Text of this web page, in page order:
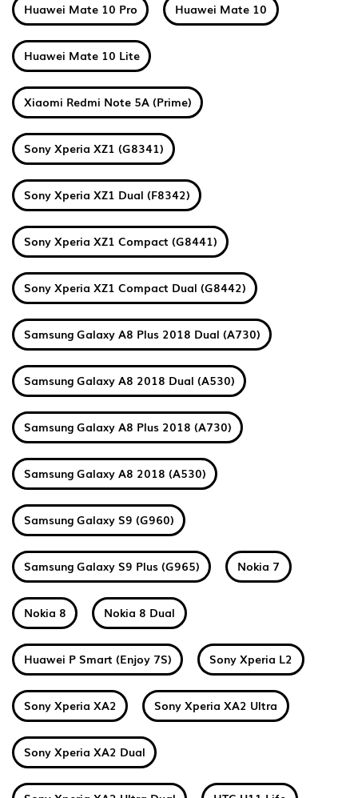
Huawei Mate 10 Pro Huawei Mate 10
Huawei Mate 10 Lite
Xiaomi Redmi Note 5A (Prime)
Sony Xperia XZ1 (G8341)
Sony Xperia XZ1 Dual (F8342)
Sony Xperia XZ1 Compact (G8441)
Sony Xperia XZ1 Compact Dual (G8442)
Samsung Galaxy A8 Plus 2018 Dual (A730)
Samsung Galaxy A8 2018 Dual (A530)
Samsung Galaxy A8 Plus 2018 (A730)
Samsung Galaxy A8 2018 (A530)
Samsung Galaxy S9 (G960)
Samsung Galaxy S9 Plus (G965) Nokia 7
Nokia 8 Nokia 8 Dual
Huawei P Smart (Enjoy 7S) Sony Xperia L2
Sony Xperia XA2 Sony Xperia XA2 Ultra
Sony Xperia XA2 Dual